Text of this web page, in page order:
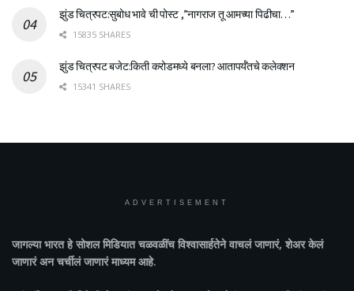
झुंड चित्रपट:सुबोध भावे ची पोस्ट ,”नागराज तू आमच्या पिढीचा…”
15835 SHARES
झुंड चित्रपट बजेट:किती करोडमध्ये बनला? आतापर्यँतचे कलेक्शन
15341 SHARES
ADVERTISEMENT
जागल्या भारतहे सोशल मिडियात चळवळींच विश्वासार्हतेने वाचलं जाणारं, शेअर केलं
जाणारं अन चर्चीलं जाणारं माध्यम आहे.